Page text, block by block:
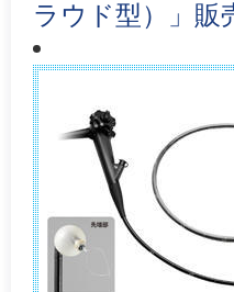
ラウド型）」販